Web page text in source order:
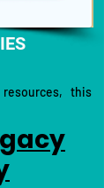
this